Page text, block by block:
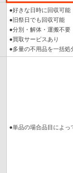
●好きな日時に回収可能
●旧祭日でも回収可能
●分別・解体・運搬不要
●買取サービスあり
●多量の不用品を一括処
●単品の場合品目によっ